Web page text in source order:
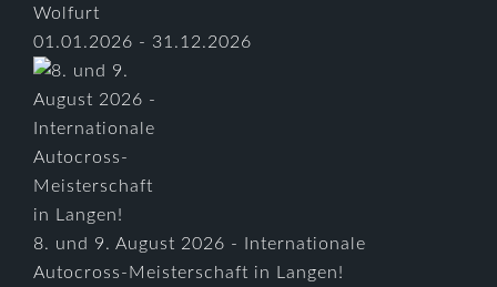
Wolfurt
01.01.2026 - 31.12.2026
8. und 9. August 2026 - Internationale
Autocross-Meisterschaft in Langen!